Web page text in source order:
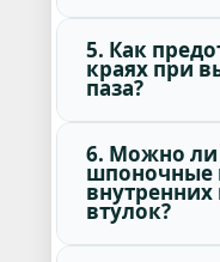
5. Как
краях при
паза?
6. Можно ли
шпоночные
внутренних
втулок?